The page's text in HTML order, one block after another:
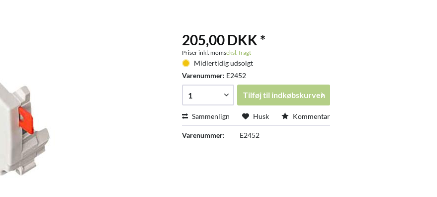
205,00 DKK *
Priser inkl. momseksl. fragt
Midlertidig udsolgt
Varenummer: E2452
Tilføj til indkøbskurven
Sammenlign Husk Kommentar
Varenummer: E2452